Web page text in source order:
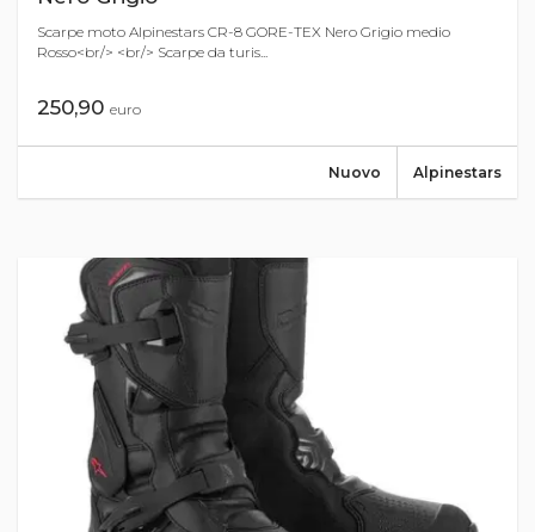
Scarpe moto Alpinestars CR-8 GORE-TEX Nero Grigio medio
Rosso<br/> <br/> Scarpe da turis...
250,90 euro
Alpinestars
Nuovo